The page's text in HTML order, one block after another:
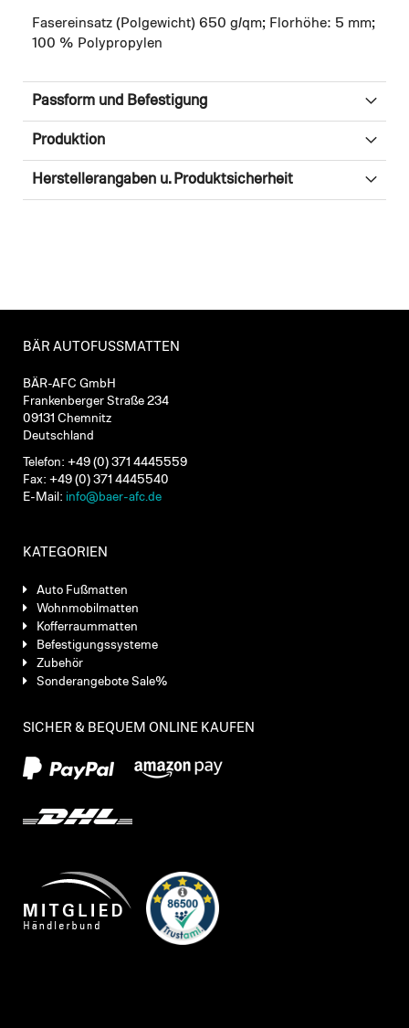
Fasereinsatz (Polgewicht) 650 g/qm; Florhöhe: 5 mm;
100 % Polypropylen
Passform und Befestigung
Produktion
Herstellerangaben u. Produktsicherheit
BÄR AUTOFUSSMATTEN
BÄR-AFC GmbH
Frankenberger Straße 234
09131 Chemnitz
Deutschland
Telefon: +49 (0) 371 4445559
Fax: +49 (0) 371 4445540
E-Mail: info@baer-afc.de
KATEGORIEN
Auto Fußmatten
Wohnmobilmatten
Kofferraummatten
Befestigungssysteme
Zubehör
Sonderangebote Sale%
SICHER & BEQUEM ONLINE KAUFEN